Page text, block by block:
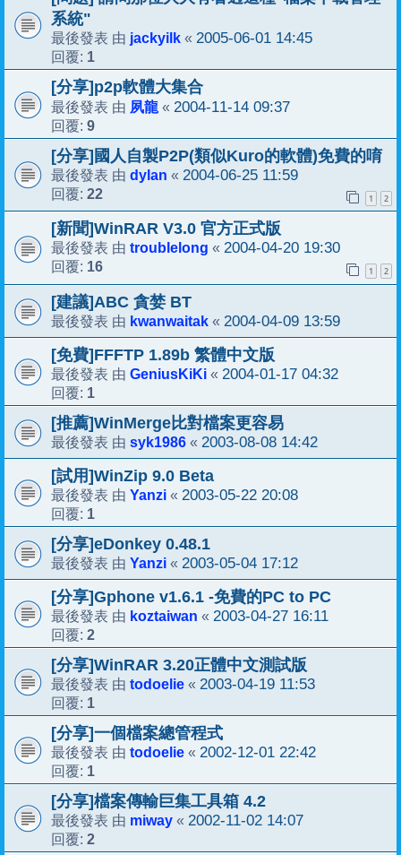
系統"
最後發表 由 jackyilk « 2005-06-01 14:45
回覆: 1
[分享]p2p軟體大集合
最後發表 由 夙龍 « 2004-11-14 09:37
回覆: 9
[分享]國人自製P2P(類似Kuro的軟體)免費的唷
最後發表 由 dylan « 2004-06-25 11:59
回覆: 22 1 2
[新聞]WinRAR V3.0 官方正式版
最後發表 由 troublelong « 2004-04-20 19:30
回覆: 16 1 2
[建議]ABC 貪婪 BT
最後發表 由 kwanwaitak « 2004-04-09 13:59
[免費]FFFTP 1.89b 繁體中文版
最後發表 由 GeniusKiKi « 2004-01-17 04:32
回覆: 1
[推薦]WinMerge比對檔案更容易
最後發表 由 syk1986 « 2003-08-08 14:42
[試用]WinZip 9.0 Beta
最後發表 由 Yanzi « 2003-05-22 20:08
回覆: 1
[分享]eDonkey 0.48.1
最後發表 由 Yanzi « 2003-05-04 17:12
[分享]Gphone v1.6.1 -免費的PC to PC
最後發表 由 koztaiwan « 2003-04-27 16:11
回覆: 2
[分享]WinRAR 3.20正體中文測試版
最後發表 由 todoelie « 2003-04-19 11:53
回覆: 1
[分享]一個檔案總管程式
最後發表 由 todoelie « 2002-12-01 22:42
回覆: 1
[分享]檔案傳輸巨集工具箱 4.2
最後發表 由 miway « 2002-11-02 14:07
回覆: 2